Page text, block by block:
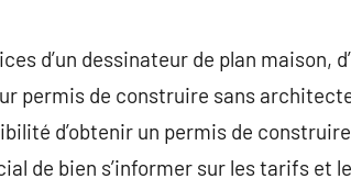
d’un dessinateur de plan maison,
permis de construire sans
d’obtenir un permis de
de bien s’informer sur les tarifs et